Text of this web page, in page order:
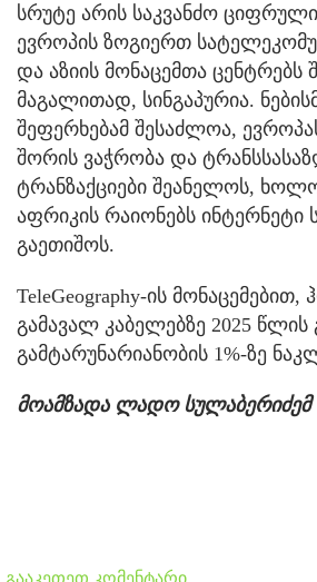
სრუტე არის საკვანძო
ევროპის ზოგიერთ
და აზიის მონაცემთა
მაგალითად, სინგაპურია.
შეფერხებამ შესაძლოა,
შორის ვაჭრობა და
ტრანზაქციები შეანელოს,
აფრიკის რაიონებს
გაეთიშოს.
TeleGeography-ის მონაცემებით,
გამავალ კაბელებზე 2025
გამტარუნარიანობის 1%-ზე
მოამზადა ლადო სულაბერიძემ
გააკეთეთ კომენტარი